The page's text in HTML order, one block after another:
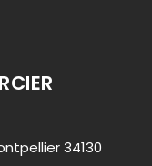
34130